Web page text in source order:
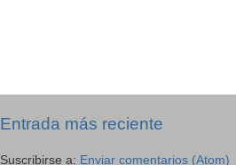
Entrada más reciente
Suscribirse a: Enviar comentarios (Atom)